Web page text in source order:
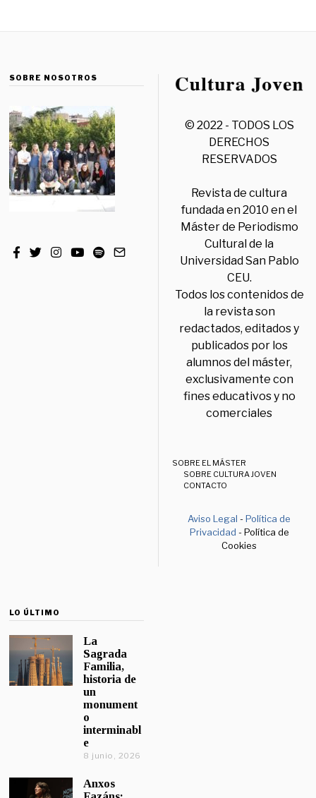
SOBRE NOSOTROS
© 2022 - TODOS LOS
DERECHOS
RESERVADOS
Revista de cultura
fundada en 2010 en el
Máster de Periodismo
Cultural de la
Universidad San Pablo
CEU.
Todos los contenidos de
la revista son
redactados, editados y
publicados por los
alumnos del máster,
exclusivamente con
fines educativos y no
comerciales
SOBRE EL MÁSTER
SOBRE CULTURA JOVEN
CONTACTO
Aviso Legal -Política de
Privacidad - Política de
Cookies
LO ÚLTIMO
La
Sagrada
Familia,
historia de
un
monument
o
interminabl
e
8 junio, 2026
Anxos